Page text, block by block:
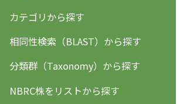
カテゴリから探す
相同性検索（BLAST）から探す
分類群（Taxonomy）から探す
NBRC株をリストから探す